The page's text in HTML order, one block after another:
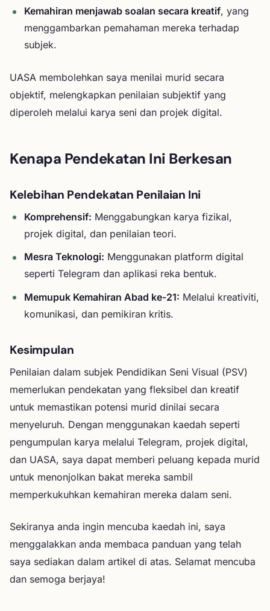
Kemahiran menjawab soalan secara kreatif, yang
menggambarkan pemahaman mereka terhadap
subjek.
UASA membolehkan saya menilai murid secara
objektif, melengkapkan penilaian subjektif yang
diperoleh melalui karya seni dan projek digital.
Kenapa Pendekatan Ini Berkesan
Kelebihan Pendekatan Penilaian Ini
Komprehensif: Menggabungkan karya fizikal,
projek digital, dan penilaian teori.
Mesra Teknologi: Menggunakan platform digital
seperti Telegram dan aplikasi reka bentuk.
Memupuk Kemahiran Abad ke-21: Melalui kreativiti,
komunikasi, dan pemikiran kritis.
Kesimpulan
Penilaian dalam subjek Pendidikan Seni Visual (PSV)
memerlukan pendekatan yang fleksibel dan kreatif
untuk memastikan potensi murid dinilai secara
menyeluruh. Dengan menggunakan kaedah seperti
pengumpulan karya melalui Telegram, projek digital,
dan UASA, saya dapat memberi peluang kepada murid
untuk menonjolkan bakat mereka sambil
memperkukuhkan kemahiran mereka dalam seni.
Sekiranya anda ingin mencuba kaedah ini, saya
menggalakkan anda membaca panduan yang telah
saya sediakan dalam artikel di atas. Selamat mencuba
dan semoga berjaya!